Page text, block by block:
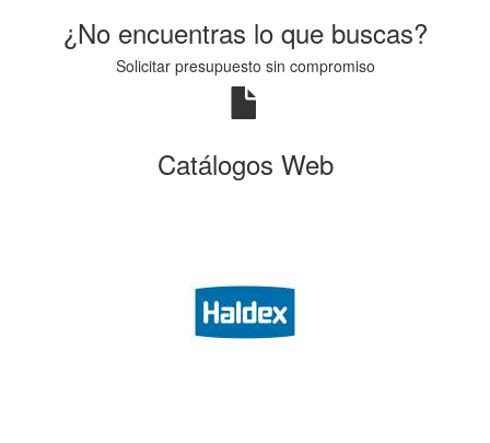
¿No encuentras lo que buscas?
Solicitar presupuesto sin compromiso
Catálogos Web